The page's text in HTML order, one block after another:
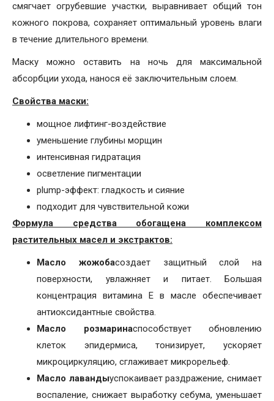
смягчает огрубевшие участки, выравнивает общий тон
кожного покрова, сохраняет оптимальный уровень влаги
в течение длительного времени.
Маску можно оставить на ночь для максимальной
абсорбции ухода, нанося её заключительным слоем.
Свойства маски:
мощное лифтинг-воздействие
уменьшение глубины морщин
интенсивная гидратация
осветление пигментации
plump-эффект: гладкость и сияние
подходит для чувствительной кожи
Формула средства обогащена комплексом
растительных масел и экстрактов:
Масло жожобасоздает защитный слой на
поверхности, увлажняет и питает. Большая
концентрация витамина Е в масле обеспечивает
антиоксидантные свойства.
Масло розмаринаспособствует обновлению
клеток эпидермиса, тонизирует, ускоряет
микроциркуляцию, сглаживает микрорельеф.
Масло лавандыуспокаивает раздражение, снимает
воспаление, снижает выработку себума, уменьшает